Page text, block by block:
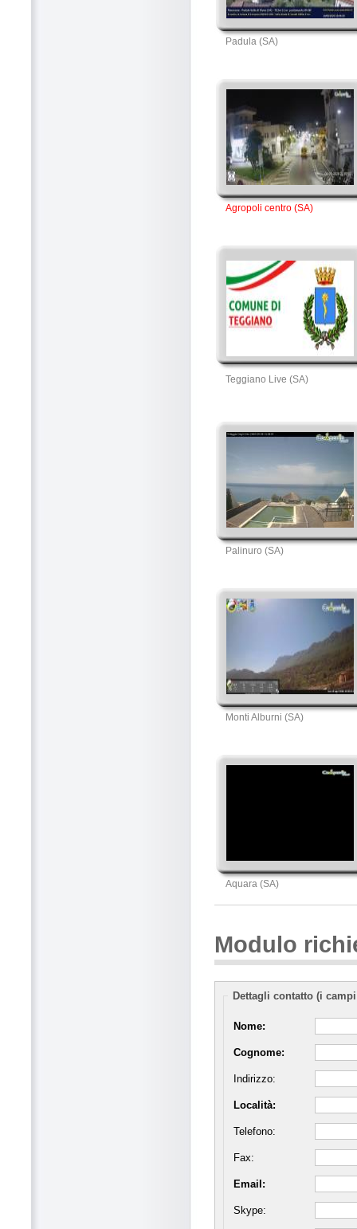
Padula (SA)
Agropoli centro (SA)
Teggiano Live (SA)
Palinuro (SA)
Monti Alburni (SA)
Aquara (SA)
Modulo
Dettagli contatto (i
Nome:
Cognome:
Indirizzo:
Località:
Telefono:
Fax:
Email:
Skype: